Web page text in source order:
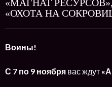
«МАГНАТ
«ОХОТА НА
Воины!
С 7 по 9 ноября вас ждут